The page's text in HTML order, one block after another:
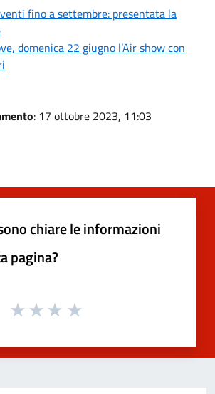
fino a settembre: presentata la
domenica 22 giugno l’Air show con
: 17 ottobre 2023, 11:03
chiare le informazioni
pagina?